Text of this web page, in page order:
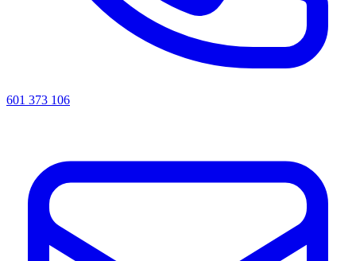
601 373 106